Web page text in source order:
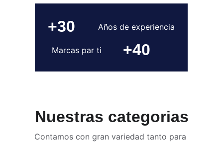
+30
+40
Marcas par ti
Años de experiencia
Nuestras categorias
Contamos con gran variedad tanto para